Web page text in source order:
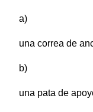
a)
una correa de
b)
una pata de